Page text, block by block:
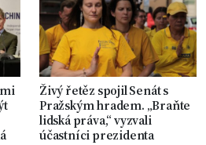
Živý řetěz spojil Senát s
Pražským hradem. „Braňte
lidská práva,“ vyzvali
účastníci prezidenta